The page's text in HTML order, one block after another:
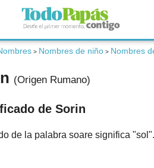
> Nombres de niño > Nombres
(Origen Rumano)
de Sorin
de la palabra soare significa "sol".